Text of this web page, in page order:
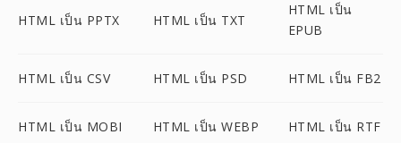
HTML เป็น PPTX HTML เป็น TXT
HTML เป็น
EPUB
HTML เป็น CSV HTML เป็น PSD HTML เป็น FB2
HTML เป็น MOBI HTML เป็น WEBP HTML เป็น RTF